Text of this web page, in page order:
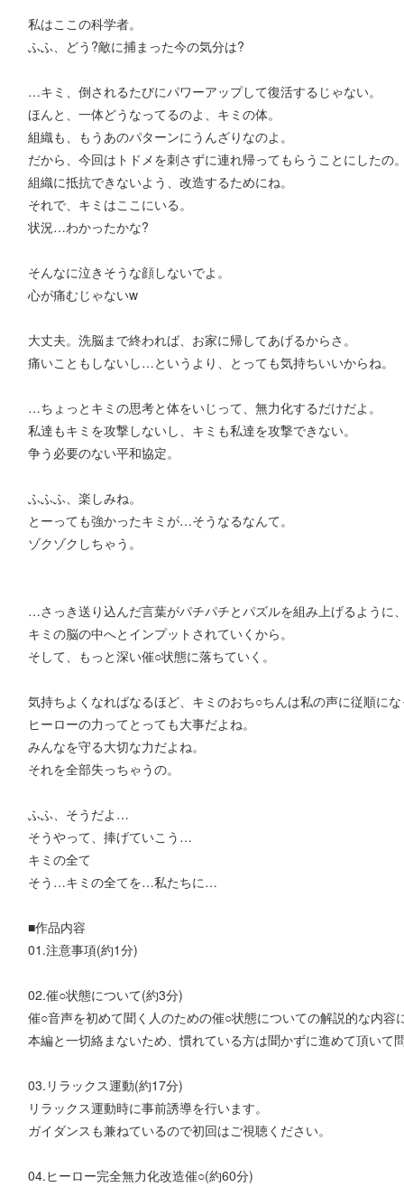
私はここの科学者。
ふふ、どう?敵に捕まった今の気分は?
…キミ、倒されるたびにパワーアップして復活するじゃない。
ほんと、一体どうなってるのよ、キミの体。
組織も、もうあのパターンにうんざりなのよ。
だから、今回はトドメを刺さずに連れ帰ってもらうことにしたの
組織に抵抗できないよう、改造するためにね。
それで、キミはここにいる。
状況…わかったかな?
そんなに泣きそうな顔しないでよ。
心が痛むじゃないw
大丈夫。洗脳まで終われば、お家に帰してあげるからさ。
痛いこともしないし…というより、とっても気持ちいいからね。
…ちょっとキミの思考と体をいじって、無力化するだけだよ。
私達もキミを攻撃しないし、キミも私達を攻撃できない。
争う必要のない平和協定。
ふふふ、楽しみね。
とーっても強かったキミが…そうなるなんて。
ゾクゾクしちゃう。
…さっき送り込んだ言葉がパチパチとパズルを組み上げるように
キミの脳の中へとインプットされていくから。
そして、もっと深い催○状態に落ちていく。
気持ちよくなればなるほど、キミのおち○ちんは私の声に従順に
ヒーローの力ってとっても大事だよね。
みんなを守る大切な力だよね。
それを全部失っちゃうの。
ふふ、そうだよ…
そうやって、捧げていこう…
キミの全て
そう…キミの全てを…私たちに…
■作品内容
01.注意事項(約1分)
02.催○状態について(約3分)
催○音声を初めて聞く人のための催○状態についての解説的な内容
本編と一切絡まないため、慣れている方は聞かずに進めて頂いて
03.リラックス運動(約17分)
リラックス運動時に事前誘導を行います。
ガイダンスも兼ねているので初回はご視聴ください。
04.ヒーロー完全無力化改造催○(約60分)